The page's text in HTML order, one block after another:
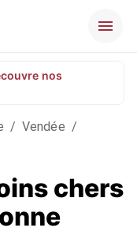
nos
/ Vendée /
chers